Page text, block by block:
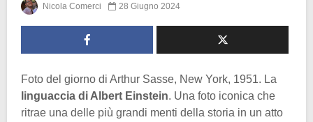
Nicola Comerci 28 Giugno 2024
Foto del giorno di Arthur Sasse, New York, 1951. La
linguaccia di Albert Einstein. Una foto iconica che
ritrae una delle più grandi menti della storia in un atto